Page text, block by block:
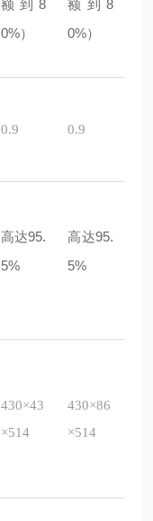
额到8
0%）
额到8
0%）
0.9 0.9
高达95.
5%
高达95.
5%
430×43
×514
430×86
×514